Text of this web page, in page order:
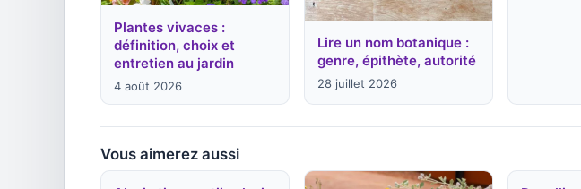
Plantes vivaces :
définition, choix et
entretien au jardin
4 août 2026
Lire un nom botanique :
genre, épithète, autorité
28 juillet 2026
Vous aimerez aussi